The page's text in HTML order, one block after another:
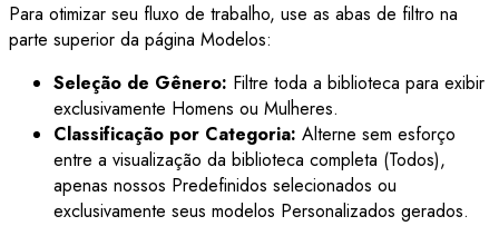
Para otimizar seu fluxo de trabalho, use as abas de filtro na
parte superior da página Modelos:
Seleção de Gênero: Filtre toda a biblioteca para exibir
exclusivamente Homens ou Mulheres.
Classificação por Categoria: Alterne sem esforço
entre a visualização da biblioteca completa (Todos),
apenas nossos Predefinidos selecionados ou
exclusivamente seus modelos Personalizados gerados.